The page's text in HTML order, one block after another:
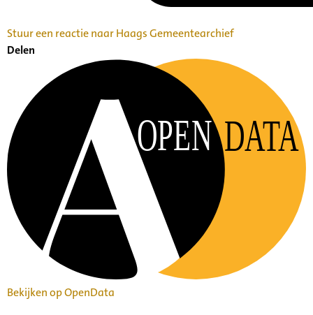
Stuur een reactie naar Haags Gemeentearchief
Delen
OPEN DATA
Bekijken op OpenData